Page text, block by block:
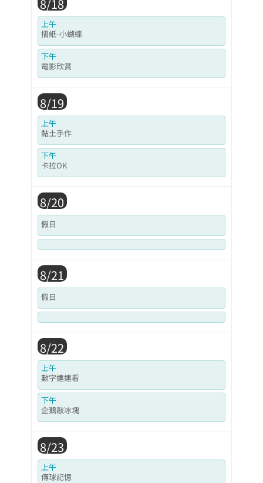
8/18
上午
摺紙-小蝴蝶
下午
電影欣賞
8/19
上午
黏土手作
下午
卡拉OK
8/20
假日
8/21
假日
8/22
上午
數字連連看
下午
企鵝敲冰塊
8/23
上午
傳球記憶